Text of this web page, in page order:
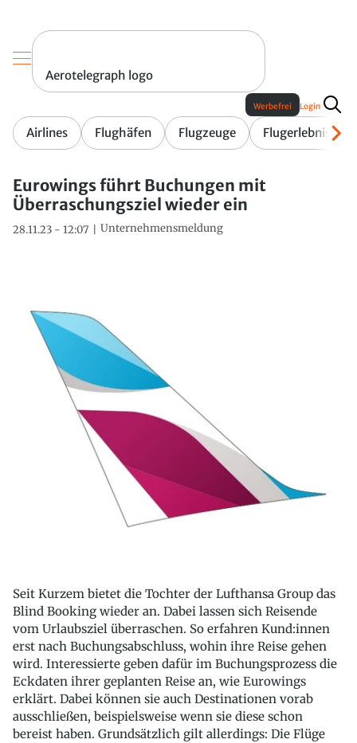
Aerotelegraph logo
Airlines Flughäfen Flugzeuge Flugerlebnis
Werbefrei Login
Eurowings führt Buchungen mit
Überraschungsziel wieder ein
28.11.23 - 12:07 Unternehmensmeldung
Seit Kurzem bietet die Tochter der Lufthansa Group das
Blind Booking wieder an. Dabei lassen sich Reisende
vom Urlaubsziel überraschen. So erfahren Kund:innen
erst nach Buchungsabschluss, wohin ihre Reise gehen
wird. Interessierte geben dafür im Buchungsprozess die
Eckdaten ihrer geplanten Reise an, wie Eurowings
erklärt. Dabei können sie auch Destinationen vorab
ausschließen, beispielsweise wenn sie diese schon
bereist haben. Grundsätzlich gilt allerdings: Die Flüge